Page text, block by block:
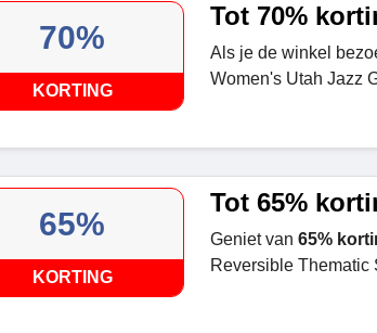
70%
KORTING
Tot 70%
Als je de winkel
Women's Utah Jazz
65%
KORTING
Tot 65%
Geniet van 65%
Reversible Thematic